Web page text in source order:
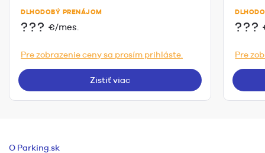
DLHODOBÝ PRENÁJOM
??? €/mes.
Pre zobrazenie ceny sa prosím prihláste.
Zistiť viac
???
Pre
O Parking.sk